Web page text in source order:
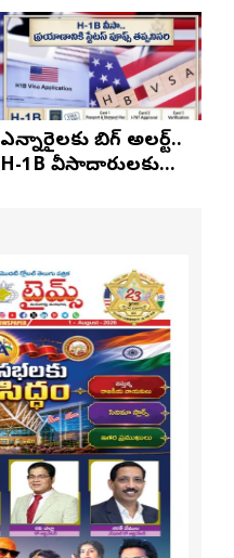
ఎన్నారైలకు బిగ్ అలర్ట్..
H-1B వీసాదారులకు